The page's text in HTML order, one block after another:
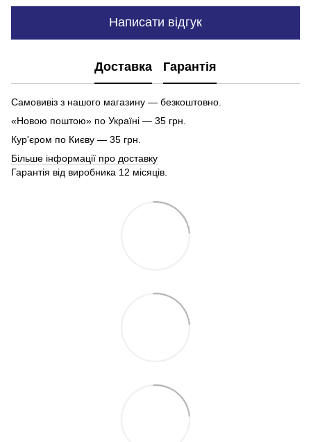
Написати відгук
Доставка Гарантія
Самовивіз з нашого магазину — безкоштовно.
«Новою поштою» по Україні — 35 грн.
Кур'єром по Києву — 35 грн.
Більше інформації про доставку
Гарантія від виробника 12 місяців.